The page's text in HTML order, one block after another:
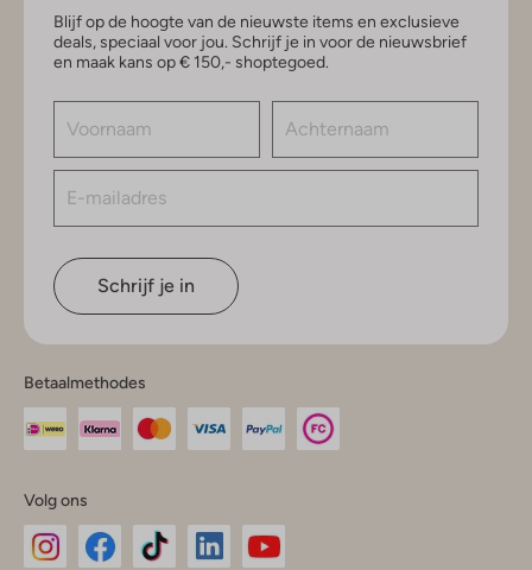
Blijf op de hoogte van de nieuwste items en exclusieve
deals, speciaal voor jou. Schrijf je in voor de nieuwsbrief
en maak kans op € 150,- shoptegoed.
Schrijf je in
Betaalmethodes
Volg ons